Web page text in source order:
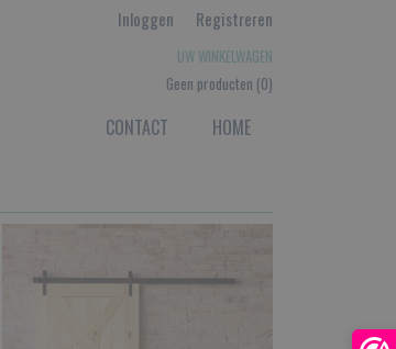
Inloggen Registreren
UW WINKELWAGEN
Geen producten (0)
HOME
CONTACT